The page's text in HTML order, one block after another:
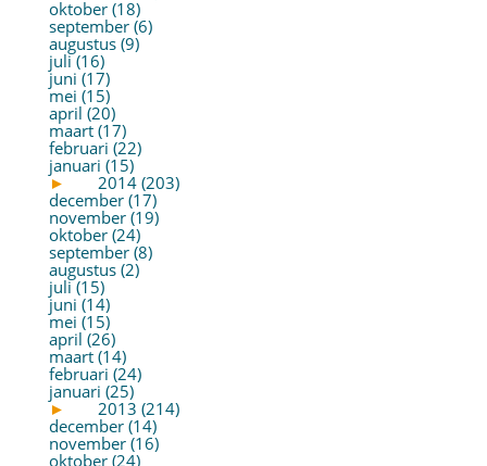
oktober (18)
september (6)
augustus (9)
juli (16)
juni (17)
mei (15)
april (20)
maart (17)
februari (22)
januari (15)
►
2014 (203)
december (17)
november (19)
oktober (24)
september (8)
augustus (2)
juli (15)
juni (14)
mei (15)
april (26)
maart (14)
februari (24)
januari (25)
►
2013 (214)
december (14)
november (16)
oktober (24)